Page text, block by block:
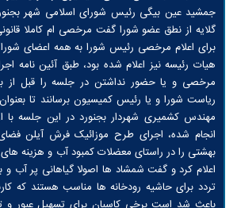
جمشید عین بیگی رئیس شورای اسلامی شهر
گلایه از نطق عضو شورا گفت مرخصی ام کاملا
برای اعلام مرخصی رئیس شورا به همه اعضای
هیات رئیسه نیز اعلام شده بود، طبق آئین نامه
مرخصی و یا حضور نداشتن در جلسه را قبل از
ریاست شورا و یا رئیس کمیسیون برسانند تا
مهندس کشمیری شهردار بجنورد در این جلسه با
انجام شده، اجرای طرح موزائیک فرش آیلن
بهشتی را در راستای معضلات کمبود آب و هزینه
اعلام کرد و گفت شمشاد ها اصولا گیاهانی پر آب
تردد برای حاشیه رودخانه ها مناسب هستند که